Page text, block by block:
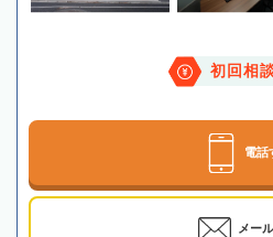
初回相
電話
メー